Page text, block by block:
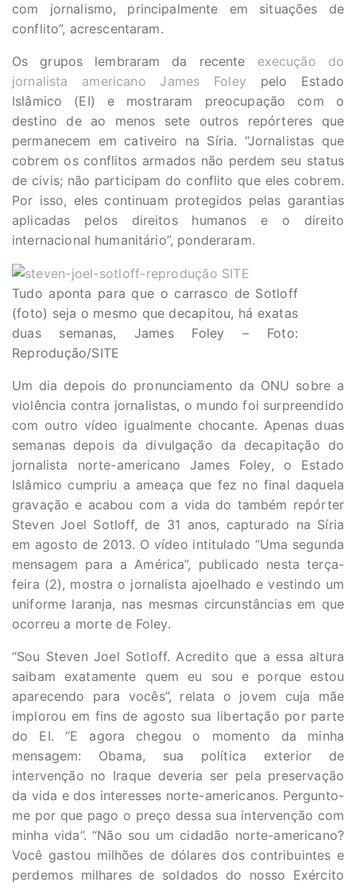
com jornalismo, principalmente em situações de
conflito”, acrescentaram.
Os grupos lembraram da recente execução do
jornalista americano James Foley pelo Estado
Islâmico (EI) e mostraram preocupação com o
destino de ao menos sete outros repórteres que
permanecem em cativeiro na Síria. “Jornalistas que
cobrem os conflitos armados não perdem seu status
de civis; não participam do conflito que eles cobrem.
Por isso, eles continuam protegidos pelas garantias
aplicadas pelos direitos humanos e o direito
internacional humanitário”, ponderaram.
Tudo aponta para que o carrasco de Sotloff
(foto) seja o mesmo que decapitou, há exatas
duas semanas, James Foley – Foto:
Reprodução/SITE
Um dia depois do pronunciamento da ONU sobre a
violência contra jornalistas, o mundo foi surpreendido
com outro vídeo igualmente chocante. Apenas duas
semanas depois da divulgação da decapitação do
jornalista norte-americano James Foley, o Estado
Islâmico cumpriu a ameaça que fez no final daquela
gravação e acabou com a vida do também repórter
Steven Joel Sotloff, de 31 anos, capturado na Síria
em agosto de 2013. O vídeo intitulado “Uma segunda
mensagem para a América”, publicado nesta terça-
feira (2), mostra o jornalista ajoelhado e vestindo um
uniforme laranja, nas mesmas circunstâncias em que
ocorreu a morte de Foley.
“Sou Steven Joel Sotloff. Acredito que a essa altura
saibam exatamente quem eu sou e porque estou
aparecendo para vocês”, relata o jovem cuja mãe
implorou em fins de agosto sua libertação por parte
do EI. “E agora chegou o momento da minha
mensagem: Obama, sua política exterior de
intervenção no Iraque deveria ser pela preservação
da vida e dos interesses norte-americanos. Pergunto-
me por que pago o preço dessa sua intervenção com
minha vida”. “Não sou um cidadão norte-americano?
Você gastou milhões de dólares dos contribuintes e
perdemos milhares de soldados do nosso Exército